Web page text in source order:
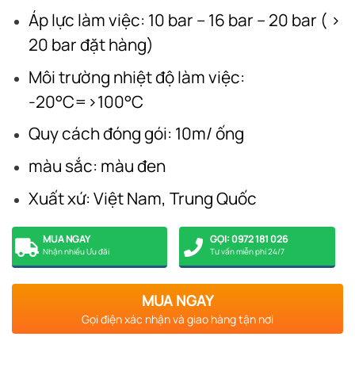
Áp lực làm việc: 10 bar – 16 bar – 20 bar ( >
20 bar đặt hàng)
Môi trường nhiệt độ làm việc:
-20°C=>100°C
Quy cách đóng gói: 10m/ ống
màu sắc: màu đen
Xuất xứ: Việt Nam, Trung Quốc
MUA NGAY
Nhận nhiều Ưu đãi
GỌI: 0972 181 026
Tư vấn miễn phí 24/7
MUA NGAY
Gọi điện xác nhận và giao hàng tận nơi